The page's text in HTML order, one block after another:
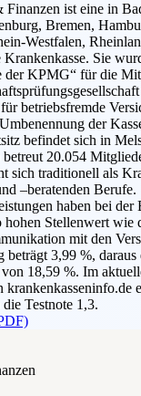
ist eine in
Bremen,
Westfalen,
Krankenkasse. Sie
der KPMG“ für die
betriebsfremde
der
befindet sich in
20.054
sich traditionell als
–beratenden Berufe.
haben bei
hohen Stellenwert wie
mit den
beträgt 3,99 %,
18,59 %. Im
krankenkasseninfo.de
Testnote 1,3.